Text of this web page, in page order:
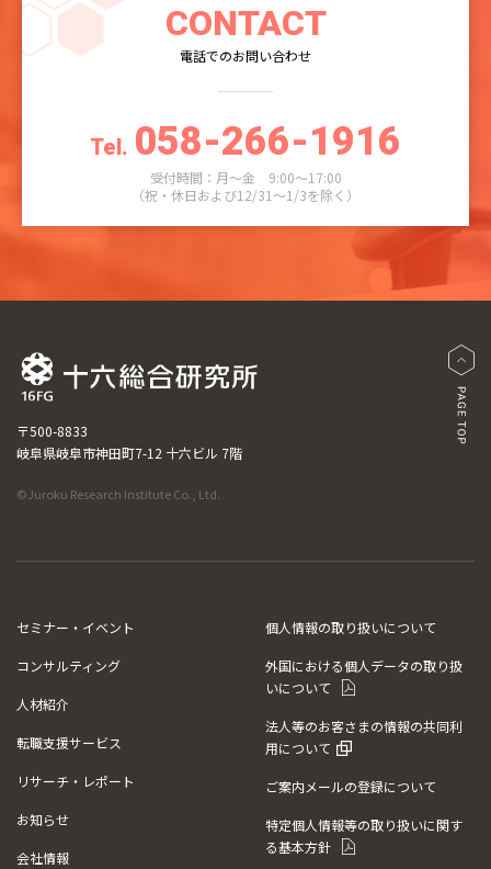
CONTACT
電話でのお問い合わせ
Tel. 058-266-1916
受付時間：月～金 9:00～17:00
（祝・休日および12/31～1/3を除く）
〒500-8833
岐阜県岐阜市神田町7-12 十六ビル 7階
©Juroku Research Institute Co., Ltd.
セミナー・イベント
コンサルティング
人材紹介
転職支援サービス
リサーチ・レポート
お知らせ
会社情報
個人情報の取り扱いについて
外国における個人データの取り扱
いについて
法人等のお客さまの情報の共同利
用について
ご案内メールの登録について
特定個人情報等の取り扱いに関す
る基本方針